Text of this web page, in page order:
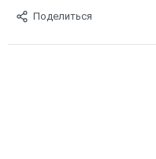
Поделиться